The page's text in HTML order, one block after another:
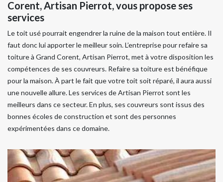
Corent, Artisan Pierrot, vous propose ses
services
Le toit usé pourrait engendrer la ruine de la maison tout entière. Il
faut donc lui apporter le meilleur soin. L’entreprise pour refaire sa
toiture à Grand Corent, Artisan Pierrot, met à votre disposition les
compétences de ses couvreurs. Refaire sa toiture est bénéfique
pour la maison. À part le fait que votre toit soit réparé, il aura aussi
une nouvelle allure. Les services de Artisan Pierrot sont les
meilleurs dans ce secteur. En plus, ses couvreurs sont issus des
bonnes écoles de construction et sont des personnes
expérimentées dans ce domaine.